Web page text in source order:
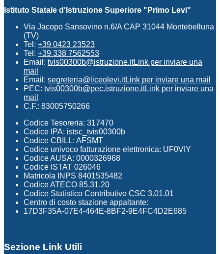
Istituto Statale d'Istruzione Superiore "Primo Levi"
Via Jacopo Sansovino n.6/A CAP 31044 Montebelluna
(TV)
Tel: +39 0423 23523
Tel: +39 338 7562553
Email: tvis00300b@istruzione.itLink per inviare una
mail
Email: segreteria@liceolevi.itLink per inviare una mail
PEC: tvis00300b@pec.istruzione.itLink per inviare una
mail
C.F.: 83005750266
Codice Tesoreria: 317470
Codice IPA: istsc_tvis00300b
Codice CBILL: AFSMT
Codice univoco fatturazione elettronica: UF0VIY
Codice AUSA: 0000326968
Codice ISTAT 026046
Matricola INPS 8401535482
Codice ATECO 85.31.20
Codice Statistico Contributivo CSC 3.01.01
Centro di costo stazione appaltante:
17D3F35A-07E4-464E-8BF2-9E4FC4D2E685
Sezione Link Utili